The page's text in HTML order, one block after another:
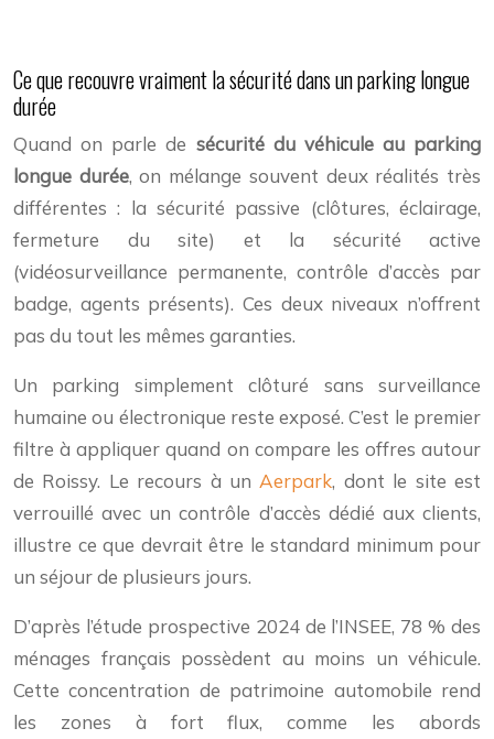
Ce que recouvre vraiment la sécurité dans un parking longue
durée
Quand on parle de sécurité du véhicule au parking
longue durée, on mélange souvent deux réalités très
différentes : la sécurité passive (clôtures, éclairage,
fermeture du site) et la sécurité active
(vidéosurveillance permanente, contrôle d’accès par
badge, agents présents). Ces deux niveaux n’offrent
pas du tout les mêmes garanties.
Un parking simplement clôturé sans surveillance
humaine ou électronique reste exposé. C’est le premier
filtre à appliquer quand on compare les offres autour
de Roissy. Le recours à un Aerpark, dont le site est
verrouillé avec un contrôle d’accès dédié aux clients,
illustre ce que devrait être le standard minimum pour
un séjour de plusieurs jours.
D’après l’étude prospective 2024 de l’INSEE, 78 % des
ménages français possèdent au moins un véhicule.
Cette concentration de patrimoine automobile rend
les zones à fort flux, comme les abords